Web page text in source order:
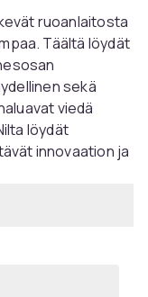
ruoanlaitosta
Täältä löydät
sekä
viedä
löydät
innovaation ja